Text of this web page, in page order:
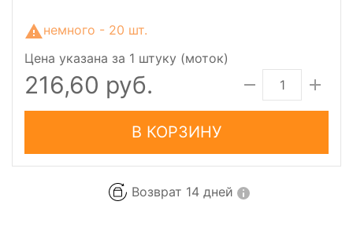
Цена указана за 1 штуку (моток)
немного - 20 шт.
216,60 руб.
В КОРЗИНУ
Возврат 14 дней